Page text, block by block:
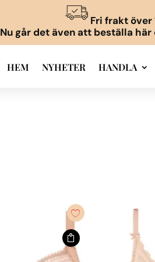
Fri frakt över
Nu går det även att beställa
HEM NYHETER HANDLA